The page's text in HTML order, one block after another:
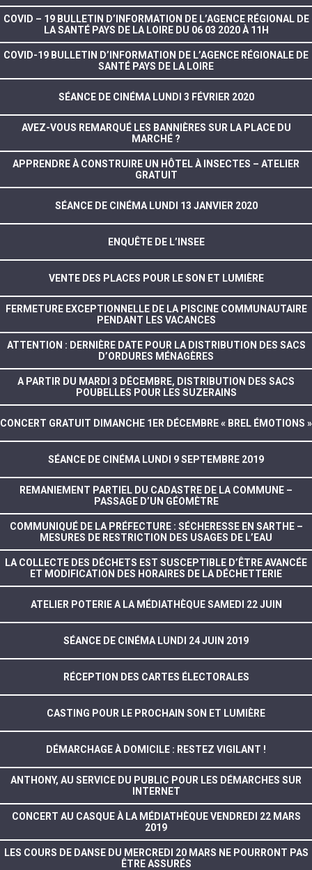
COVID – 19 BULLETIN D’INFORMATION DE L’AGENCE RÉGIONAL DE
LA SANTÉ PAYS DE LA LOIRE DU 06 03 2020 À 11H
COVID-19 BULLETIN D’INFORMATION DE L’AGENCE RÉGIONALE DE
SANTÉ PAYS DE LA LOIRE
SÉANCE DE CINÉMA LUNDI 3 FÉVRIER 2020
AVEZ-VOUS REMARQUÉ LES BANNIÈRES SUR LA PLACE DU
MARCHÉ ?
APPRENDRE À CONSTRUIRE UN HÔTEL À INSECTES – ATELIER
GRATUIT
SÉANCE DE CINÉMA LUNDI 13 JANVIER 2020
ENQUÊTE DE L’INSEE
VENTE DES PLACES POUR LE SON ET LUMIÈRE
FERMETURE EXCEPTIONNELLE DE LA PISCINE COMMUNAUTAIRE
PENDANT LES VACANCES
ATTENTION : DERNIÈRE DATE POUR LA DISTRIBUTION DES SACS
D’ORDURES MÉNAGÈRES
A PARTIR DU MARDI 3 DÉCEMBRE, DISTRIBUTION DES SACS
POUBELLES POUR LES SUZERAINS
CONCERT GRATUIT DIMANCHE 1ER DÉCEMBRE « BREL ÉMOTIONS »
SÉANCE DE CINÉMA LUNDI 9 SEPTEMBRE 2019
REMANIEMENT PARTIEL DU CADASTRE DE LA COMMUNE –
PASSAGE D’UN GÉOMÈTRE
COMMUNIQUÉ DE LA PRÉFECTURE : SÉCHERESSE EN SARTHE –
MESURES DE RESTRICTION DES USAGES DE L’EAU
LA COLLECTE DES DÉCHETS EST SUSCEPTIBLE D’ÊTRE AVANCÉE
ET MODIFICATION DES HORAIRES DE LA DÉCHETTERIE
ATELIER POTERIE A LA MÉDIATHÈQUE SAMEDI 22 JUIN
SÉANCE DE CINÉMA LUNDI 24 JUIN 2019
RÉCEPTION DES CARTES ÉLECTORALES
CASTING POUR LE PROCHAIN SON ET LUMIÈRE
DÉMARCHAGE À DOMICILE : RESTEZ VIGILANT !
ANTHONY, AU SERVICE DU PUBLIC POUR LES DÉMARCHES SUR
INTERNET
CONCERT AU CASQUE À LA MÉDIATHÈQUE VENDREDI 22 MARS
2019
LES COURS DE DANSE DU MERCREDI 20 MARS NE POURRONT PAS
ÊTRE ASSURÉS